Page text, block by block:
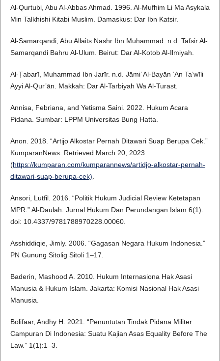
Al-Qurtubi, Abu Al-Abbas Ahmad. 1996. Al-Mufhim Li Ma Asykala
Min Talkhishi Kitabi Muslim. Damaskus: Dar Ibn Katsir.
Al-Samarqandi, Abu Allaits Nashr Ibn Muhammad. n.d. Tafsir Al-
Samarqandi Bahru Al-Ulum. Beirut: Dar Al-Kotob Al-Ilmiyah.
Al-Ṭabarī, Muhammad Ibn Jarīr. n.d. Jāmi’ Al-Bayān ’An Ta’wīli
Ayyi Al-Qur’ān. Makkah: Dar Al-Tarbiyah Wa Al-Turast.
Annisa, Febriana, and Yetisma Saini. 2022. Hukum Acara
Pidana. Sumbar: LPPM Universitas Bung Hatta.
Anon. 2018. “Artijo Alkostar Pernah Ditawari Suap Berupa Cek.”
KumparanNews. Retrieved March 20, 2023
(https://kumparan.com/kumparannews/artidjo-alkostar-pernah-
ditawari-suap-berupa-cek).
Ansori, Lutfil. 2016. “Politik Hukum Judicial Review Ketetapan
MPR.” Al-Daulah: Jurnal Hukum Dan Perundangan Islam 6(1).
doi: 10.4337/9781788970228.00060.
Asshiddiqie, Jimly. 2006. “Gagasan Negara Hukum Indonesia.”
PN Gunung Sitolig Sitoli 1–17.
Baderin, Mashood A. 2010. Hukum Internasiona Hak Asasi
Manusia & Hukum Islam. Jakarta: Komisi Nasional Hak Asasi
Manusia.
Bolifaar, Andhy H. 2021. “Penuntutan Tindak Pidana Militer
Campuran Di Indonesia: Suatu Kajian Asas Equality Before The
Law.” 1(1):1–3.